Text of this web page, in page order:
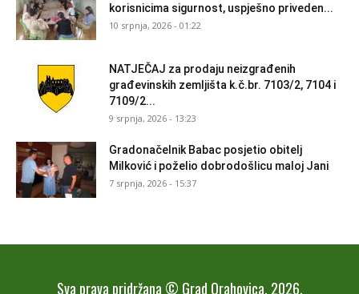
korisnicima sigurnost, uspješno priveden...
10 srpnja, 2026 - 01:22
NATJEČAJ za prodaju neizgrađenih
građevinskih zemljišta k.č.br. 7103/2, 7104 i
7109/2...
9 srpnja, 2026 - 13:23
Gradonačelnik Babac posjetio obitelj
Milković i poželio dobrodošlicu maloj Jani
7 srpnja, 2026 - 15:37
Sva prava pridržana © Grad Orahovica, 2026.